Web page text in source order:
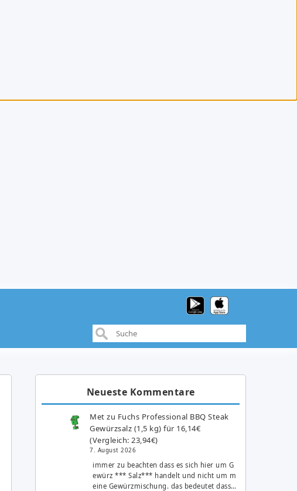
Neueste Kommentare
Met zu Fuchs Professional BBQ Steak
Gewürzsalz (1,5 kg) für 16,14€
(Vergleich: 23,94€)
7. August 2026
immer zu beachten dass es sich hier um G
ewürz *** Salz*** handelt und nicht um m
eine Gewürzmischung. das bedeutet dass…